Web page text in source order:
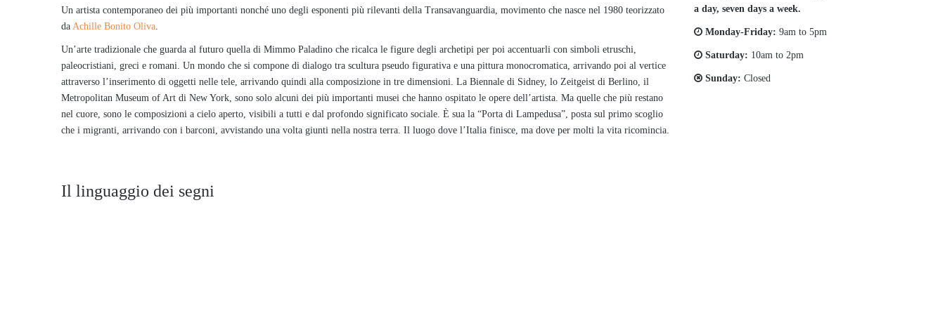
Un artista contemporaneo dei più importanti nonché uno degli esponenti più rilevanti della Transavanguardia, movimento che nasce nel 1980 teorizzato
da Achille Bonito Oliva
Un’arte tradizionale che guarda al futuro quella di Mimmo Paladino che ricalca le figure degli archetipi per poi accentuarli con simboli etruschi,
paleocristiani, greci e romani. Un mondo che si compone di dialogo tra scultura pseudo figurativa e una pittura monocromatica, arrivando poi al vertice
attraverso l’inserimento di oggetti nelle tele, arrivando quindi alla composizione in tre dimensioni. La Biennale di Sidney, lo Zeitgeist di Berlino, il
Metropolitan Museum of Art di New York, sono solo alcuni dei più importanti musei che hanno ospitato le opere dell’artista. Ma quelle che più restano
nel cuore, sono le composizioni a cielo aperto, visibili a tutti e dal profondo significato sociale. È sua la “Porta di Lampedusa”, posta sul primo scoglio
che i migranti, arrivando con i barconi, avvistando una volta giunti nella nostra terra. Il luogo dove l’Italia finisce, ma dove per molti la vita ricomincia.
Il linguaggio dei segni
a day, seven days a week.
Monday-Friday: 9am to 5pm
Saturday: 10am to 2pm
Sunday: Closed